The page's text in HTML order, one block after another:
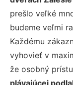
prešlo veľké
budeme veľmi
Každému
vyhovieť v
že osobný
plávajúcej